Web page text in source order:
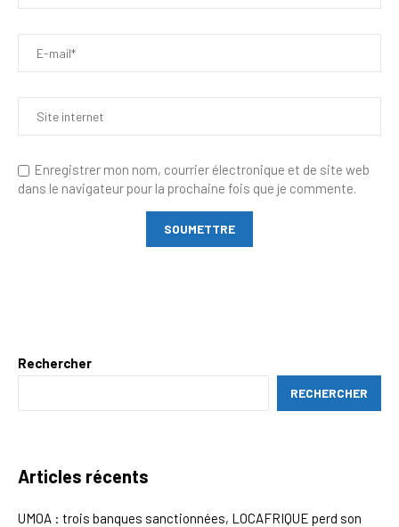
Enregistrer mon nom, courrier électronique et de site web
dans le navigateur pour la prochaine fois que je commente.
Rechercher
RECHERCHER
Articles récents
UMOA : trois banques sanctionnées, LOCAFRIQUE perd son